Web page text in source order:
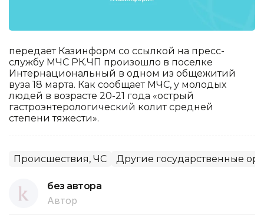
передает Казинформ со ссылкой на пресс-
службу МЧС РК.ЧП произошло в поселке
Интернациональный в одном из общежитий
вуза 18 марта. Как сообщает МЧС, у молодых
людей в возрасте 20-21 года «острый
гастроэнтерологический колит средней
степени тяжести».
Происшествия, ЧС Другие государственные
без автора
Автор